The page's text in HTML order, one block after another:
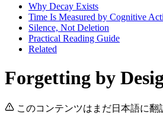
Why Decay Exists
Time Is Measured by Cognitive
Silence, Not Deletion
Practical Reading Guide
Related
Forgetting by
このコンテンツはまだ日本語に翻